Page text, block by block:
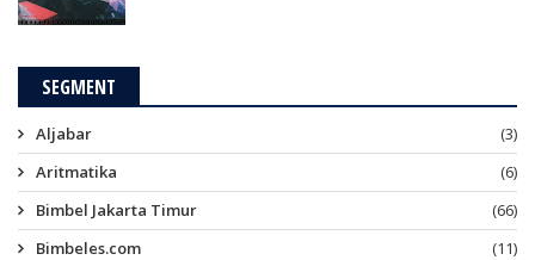
SEGMENT
Aljabar
(3)
Aritmatika
(6)
Bimbel Jakarta Timur
(66)
Bimbeles.com
(11)